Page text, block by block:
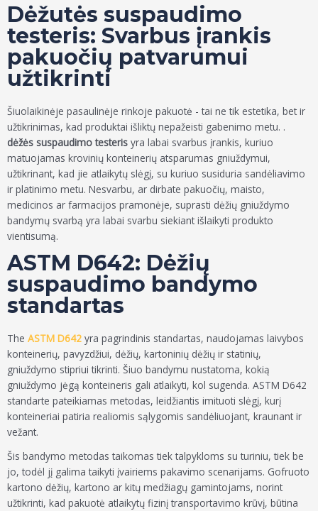
Dėžutės suspaudimo
testeris: Svarbus įrankis
pakuočių patvarumui
užtikrinti
Šiuolaikinėje pasaulinėje rinkoje pakuotė - tai ne tik estetika, bet ir
užtikrinimas, kad produktai išliktų nepažeisti gabenimo metu. .
dėžės suspaudimo testeris yra labai svarbus įrankis, kuriuo
matuojamas krovinių konteinerių atsparumas gniuždymui,
užtikrinant, kad jie atlaikytų slėgį, su kuriuo susiduria sandėliavimo
ir platinimo metu. Nesvarbu, ar dirbate pakuočių, maisto,
medicinos ar farmacijos pramonėje, suprasti dėžių gniuždymo
bandymų svarbą yra labai svarbu siekiant išlaikyti produkto
vientisumą.
ASTM D642: Dėžių
suspaudimo bandymo
standartas
The ASTM D642 yra pagrindinis standartas, naudojamas laivybos
konteinerių, pavyzdžiui, dėžių, kartoninių dėžių ir statinių,
gniuždymo stipriui tikrinti. Šiuo bandymu nustatoma, kokią
gniuždymo jėgą konteineris gali atlaikyti, kol sugenda. ASTM D642
standarte pateikiamas metodas, leidžiantis imituoti slėgį, kurį
konteineriai patiria realiomis sąlygomis sandėliuojant, kraunant ir
vežant.
Šis bandymo metodas taikomas tiek talpykloms su turiniu, tiek be
jo, todėl jį galima taikyti įvairiems pakavimo scenarijams. Gofruoto
kartono dėžių, kartono ar kitų medžiagų gamintojams, norint
užtikrinti, kad pakuotė atlaikytų fizinį transportavimo krūvį, būtina